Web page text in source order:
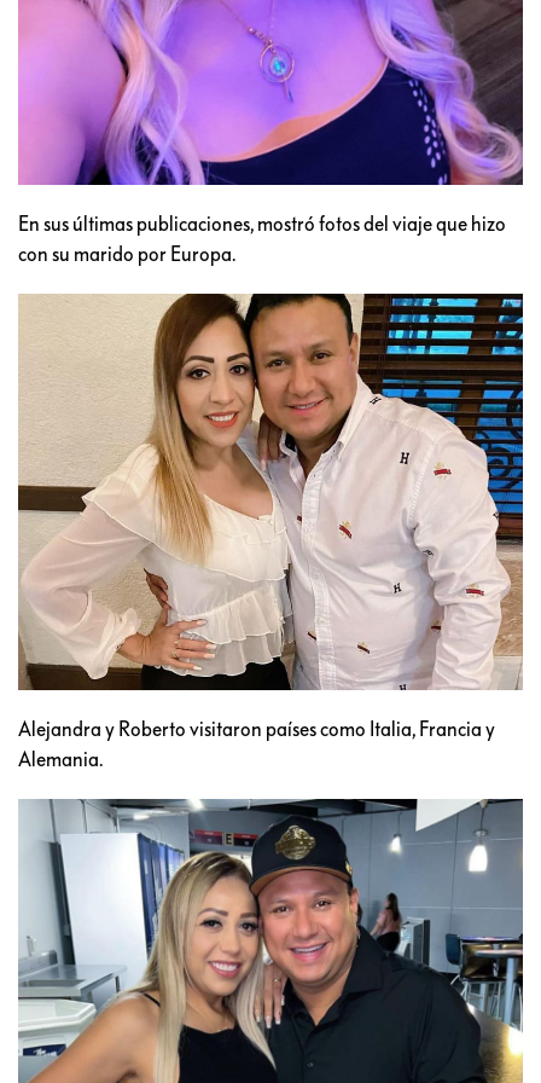
En sus últimas publicaciones, mostró fotos del viaje que hizo
con su marido por Europa.
Alejandra y Roberto visitaron países como Italia, Francia y
Alemania.